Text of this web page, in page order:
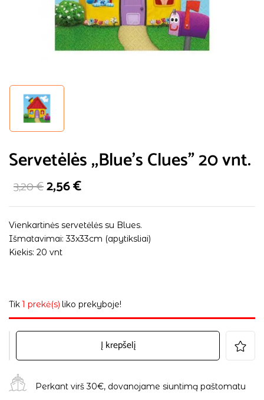
Servetėlės ,,Blue’s Clues” 20 vnt.
3,20€2,56€
Vienkartinės servetėlės su Blues.
Išmatavimai: 33x33cm (apytiksliai)
Kiekis: 20 vnt
Tik1 prekė(s) liko prekyboje!
Į krepšelį
Perkant virš 30€, dovanojame siuntimą paštomatu